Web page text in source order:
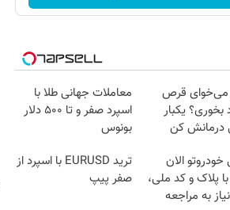
می‌خوای قرص
بخوری؟ یکبار
درمانش کن
معاملات جهانی طلا با
اسپرد صفر و تا ۵۰۰ دلار
بونوس
خودروتو الان
پلاک و کد ملی،
به مراجعه
ترید EURUSD با اسپرد از
صفر پیپ